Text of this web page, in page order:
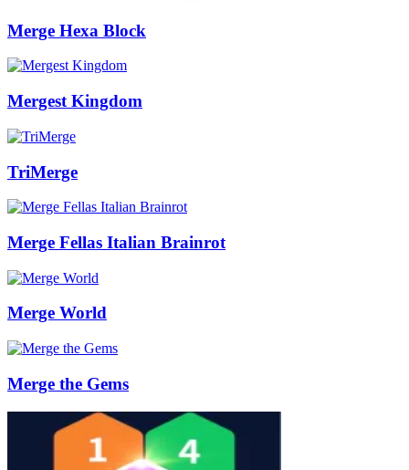
Merge Hexa Block
Mergest Kingdom
TriMerge
Merge Fellas Italian Brainrot
Merge World
Merge the Gems